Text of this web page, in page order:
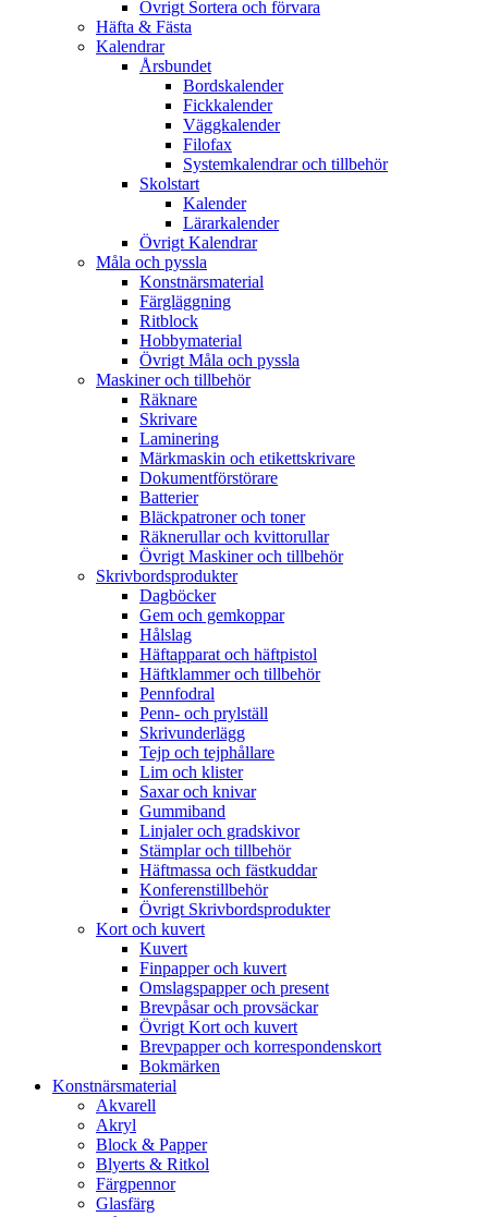
Övrigt Sortera och förvara
Häfta & Fästa
Kalendrar
Årsbundet
Bordskalender
Fickkalender
Väggkalender
Filofax
Systemkalendrar och tillbehör
Skolstart
Kalender
Lärarkalender
Övrigt Kalendrar
Måla och pyssla
Konstnärsmaterial
Färgläggning
Ritblock
Hobbymaterial
Övrigt Måla och pyssla
Maskiner och tillbehör
Räknare
Skrivare
Laminering
Märkmaskin och etikettskrivare
Dokumentförstörare
Batterier
Bläckpatroner och toner
Räknerullar och kvittorullar
Övrigt Maskiner och tillbehör
Skrivbordsprodukter
Dagböcker
Gem och gemkoppar
Hålslag
Häftapparat och häftpistol
Häftklammer och tillbehör
Pennfodral
Penn- och prylställ
Skrivunderlägg
Tejp och tejphållare
Lim och klister
Saxar och knivar
Gummiband
Linjaler och gradskivor
Stämplar och tillbehör
Häftmassa och fästkuddar
Konferenstillbehör
Övrigt Skrivbordsprodukter
Kort och kuvert
Kuvert
Finpapper och kuvert
Omslagspapper och present
Brevpåsar och provsäckar
Övrigt Kort och kuvert
Brevpapper och korrespondenskort
Bokmärken
Konstnärsmaterial
Akvarell
Akryl
Block & Papper
Blyerts & Ritkol
Färgpennor
Glasfärg